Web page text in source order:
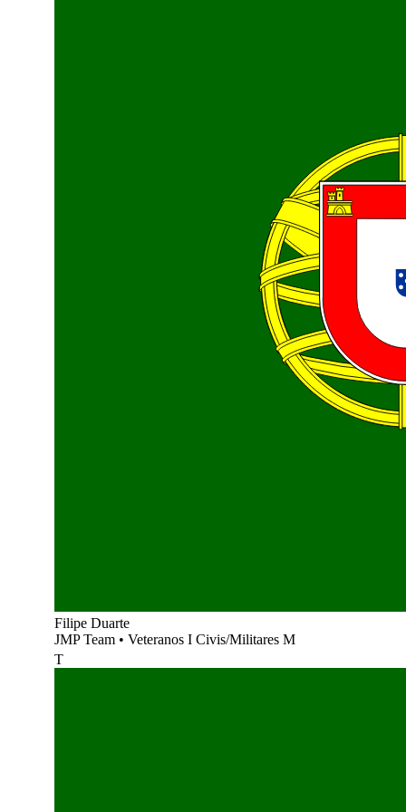
Filipe Duarte
JMP Team • Veteranos I Civis/Militares M
T